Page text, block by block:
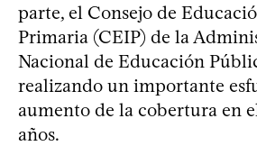
parte, el Consejo de
Primaria (CEIP) de la
Nacional de Educación
realizando un importante
aumento de la cobertura en
años.